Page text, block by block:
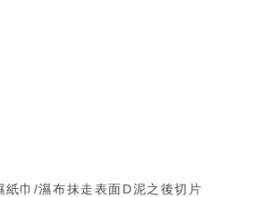
巾/濕布抹走表面D泥之後切片